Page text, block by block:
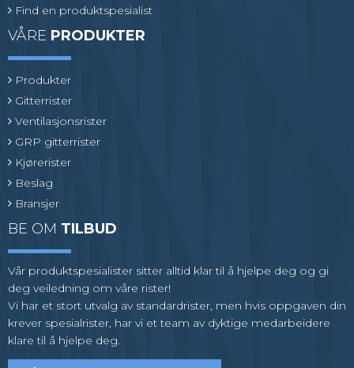
Find en produktspesialist
VÅRE PRODUKTER
Produkter
Gitterrister
Ventilasjonsrister
GRP gitterrister
Kjørerister
Beslag
Bransjer
BE OM TILBUD
Vår produktspesialister sitter alltid klar til å hjelpe deg og gi
deg veiledning om våre rister!
Vi har et stort utvalg av standardrister, men hvis oppgaven din
krever spesialrister, har vi et team av dyktige medarbeidere
klare til å hjelpe deg.